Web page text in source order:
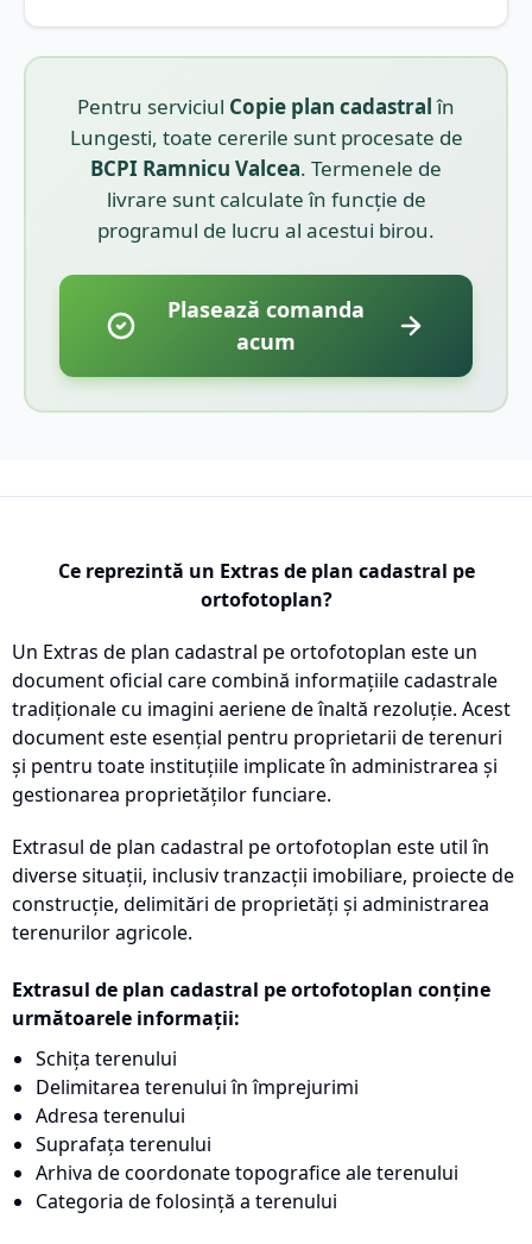
Pentru serviciul Copie plan cadastralîn
Lungesti, toate cererile sunt procesate de
BCPI Ramnicu Valcea. Termenele de
livrare sunt calculate în funcție de
programul de lucru al acestui birou.
Plasează comanda
acum
Ce reprezintă un Extras de plan cadastral pe
ortofotoplan?
Un Extras de plan cadastral pe ortofotoplan este un
document oficial care combină informațiile cadastrale
tradiționale cu imagini aeriene de înaltă rezoluție. Acest
document este esențial pentru proprietarii de terenuri
și pentru toate instituțiile implicate în administrarea și
gestionarea proprietăților funciare.
Extrasul de plan cadastral pe ortofotoplan este util în
diverse situații, inclusiv tranzacții imobiliare, proiecte de
construcție, delimitări de proprietăți și administrarea
terenurilor agricole.
Extrasul de plan cadastral pe ortofotoplan conține
următoarele informații:
Schița terenului
Delimitarea terenului în împrejurimi
Adresa terenului
Suprafața terenului
Arhiva de coordonate topografice ale terenului
Categoria de folosință a terenului